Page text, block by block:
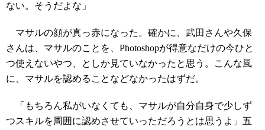
ない。そうだよな」
マサルの顔が真っ赤になった。確かに、武田さんや久保
さんは、マサルのことを、Photoshopが得意なだけの今ひと
つ使えないやつ、としか見ていなかったと思う。こんな風
に、マサルを認めることなどなかったはずだ。
「もちろん私がいなくても、マサルが自分自身で少しず
つスキルを周囲に認めさせていっただろうとは思うよ」五